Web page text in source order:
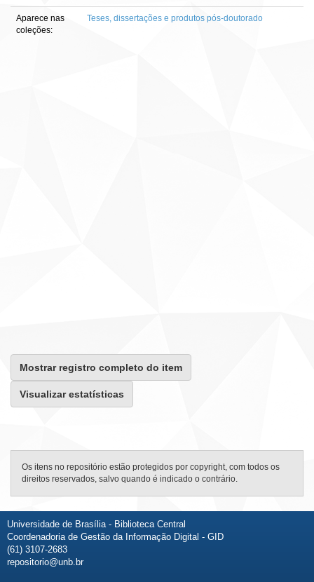
Aparece nas
coleções:
Teses, dissertações e produtos pós-doutorado
Mostrar registro completo do item
Visualizar estatísticas
Os itens no repositório estão protegidos por copyright, com todos os
direitos reservados, salvo quando é indicado o contrário.
Universidade de Brasília - Biblioteca Central
Coordenadoria de Gestão da Informação Digital - GID
(61) 3107-2683
repositorio@unb.br